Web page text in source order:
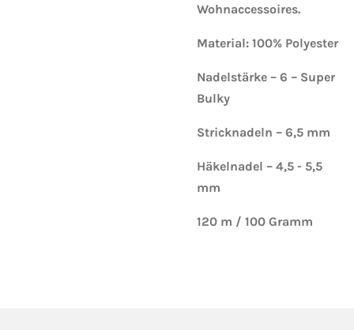
Wohnaccessoires.
Material: 100% Polyester
Nadelstärke – 6 – Super
Bulky
Stricknadeln – 6,5 mm
Häkelnadel – 4,5 - 5,5
mm
120 m / 100 Gramm